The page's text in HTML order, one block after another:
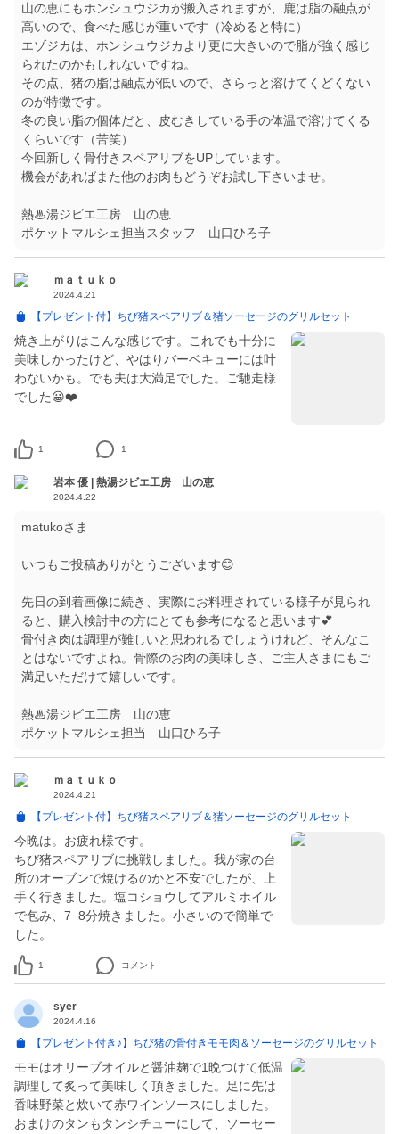
山の恵にもホンシュウジカが搬入されますが、鹿は脂の融点が
高いので、食べた感じが重いです（冷めると特に）
エゾジカは、ホンシュウジカより更に大きいので脂が強く感じ
られたのかもしれないですね。
その点、猪の脂は融点が低いので、さらっと溶けてくどくない
のが特徴です。
冬の良い脂の個体だと、皮むきしている手の体温で溶けてくる
くらいです（苦笑）
今回新しく骨付きスペアリブをUPしています。
機会があればまた他のお肉もどうぞお試し下さいませ。
熱♨湯ジビエ工房 山の恵
ポケットマルシェ担当スタッフ 山口ひろ子
ｍａｔｕｋｏ
2024.4.21
【プレゼント付】ちび猪スペアリブ＆猪ソーセージのグリルセット
焼き上がりはこんな感じです。これでも十分に
美味しかったけど、やはりバーベキューには叶
わないかも。でも夫は大満足でした。ご馳走様
でした😀❤️
1 1
岩本 優 | 熱湯ジビエ工房 山の恵
2024.4.22
matukoさま
いつもご投稿ありがとうございます😊
先日の到着画像に続き、実際にお料理されている様子が見られ
ると、購入検討中の方にとても参考になると思います💕
骨付き肉は調理が難しいと思われるでしょうけれど、そんなこ
とはないですよね。骨際のお肉の美味しさ、ご主人さまにもご
満足いただけて嬉しいです。
熱♨湯ジビエ工房 山の恵
ポケットマルシェ担当 山口ひろ子
ｍａｔｕｋｏ
2024.4.21
【プレゼント付】ちび猪スペアリブ＆猪ソーセージのグリルセット
今晩は。お疲れ様です。
ちび猪スペアリブに挑戦しました。我が家の台
所のオーブンで焼けるのかと不安でしたが、上
手く行きました。塩コショウしてアルミホイル
で包み、7−8分焼きました。小さいので簡単で
した。
1 コメント
syer
2024.4.16
【プレゼント付き♪】ちび猪の骨付きモモ肉＆ソーセージのグリルセット
モモはオリーブオイルと醤油麹で1晩つけて低温
調理して炙って美味しく頂きました。足に先は
香味野菜と炊いて赤ワインソースにしました。
おまけのタンもタンシチューにして、ソーセー